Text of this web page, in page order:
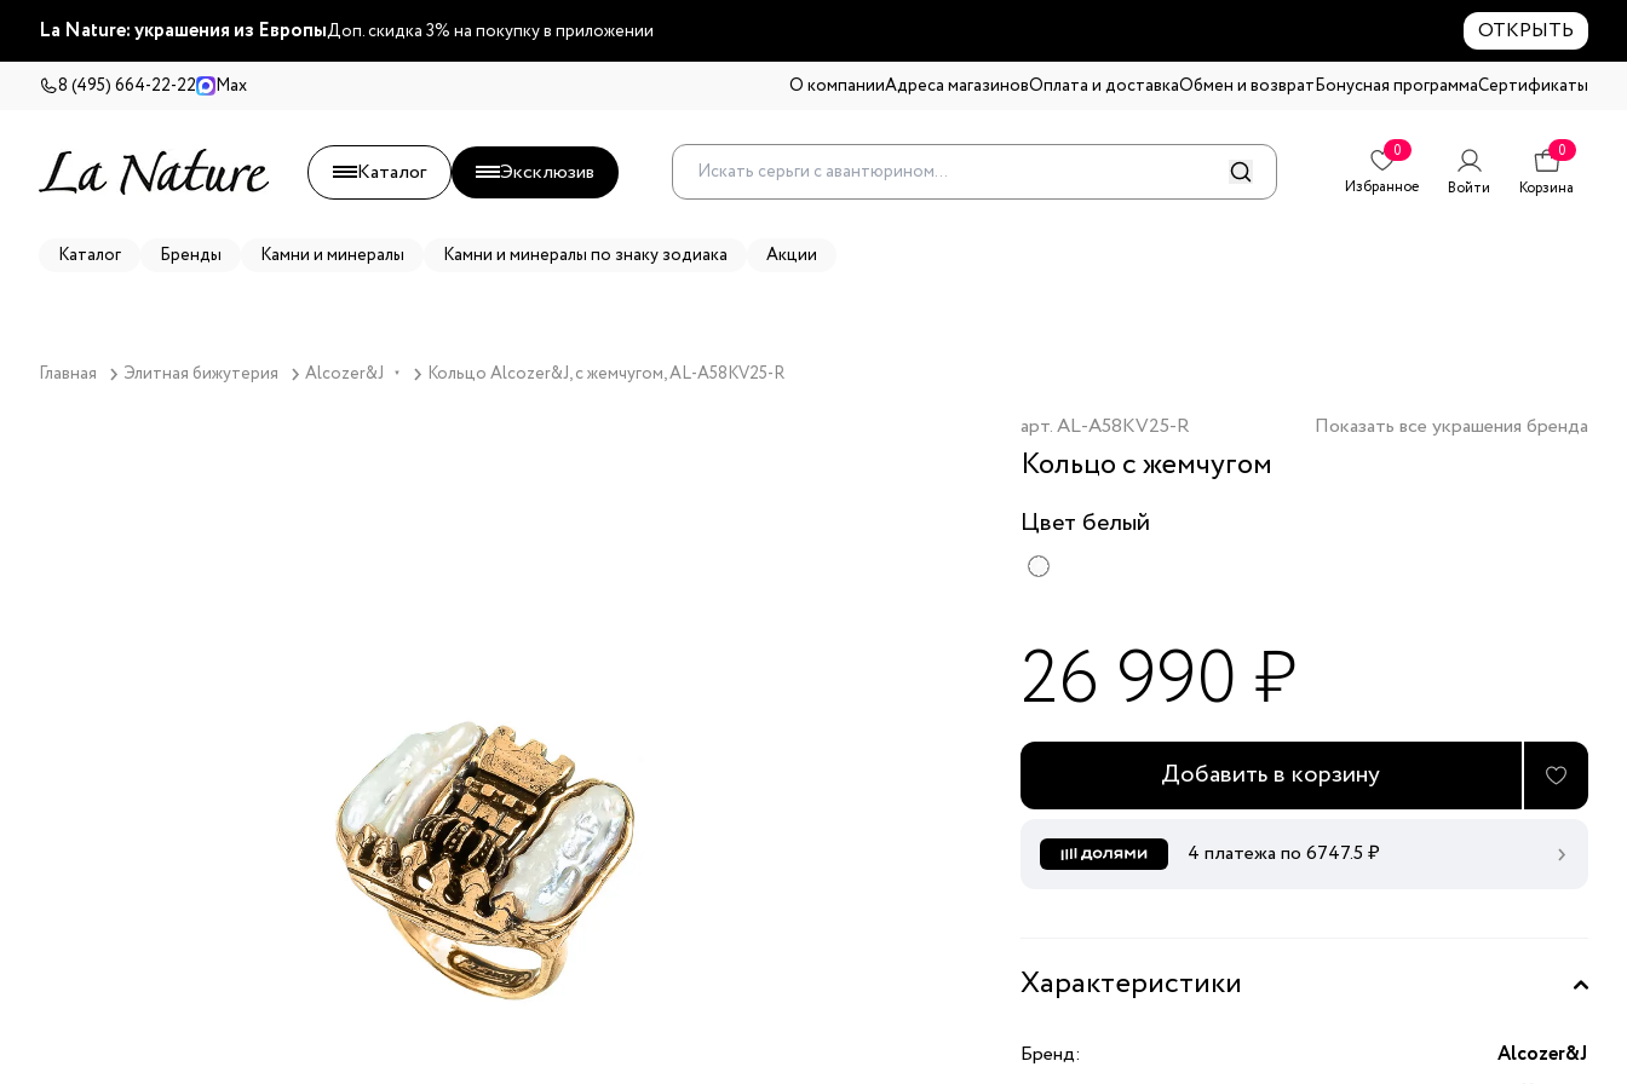
La Nature: украшения из ЕвропыДоп. скидка 3% на покупку в приложении ОТКРЫТЬ
8 (495) 664-22-22 Max О компанииАдреса магазиновОплата и доставкаОбмен и возвратБонусная программаСертификаты
Каталог Эксклюзив
0
Избранное
Войти
0
Корзина
Каталог Бренды Камни и минералы Камни и минералы по знаку зодиака Акции
Главная Элитная бижутерия Alcozer&J ▼ Кольцо Alcozer&J, с жемчугом, AL-A58KV25-R
арт.AL-A58KV25-R Показать все украшения бренда
Кольцо с жемчугом
Цвет белый
26 990 ₽
Добавить в корзину
4 платежа по 6747.5 ₽
Характеристики
Бренд:
Alcozer&J